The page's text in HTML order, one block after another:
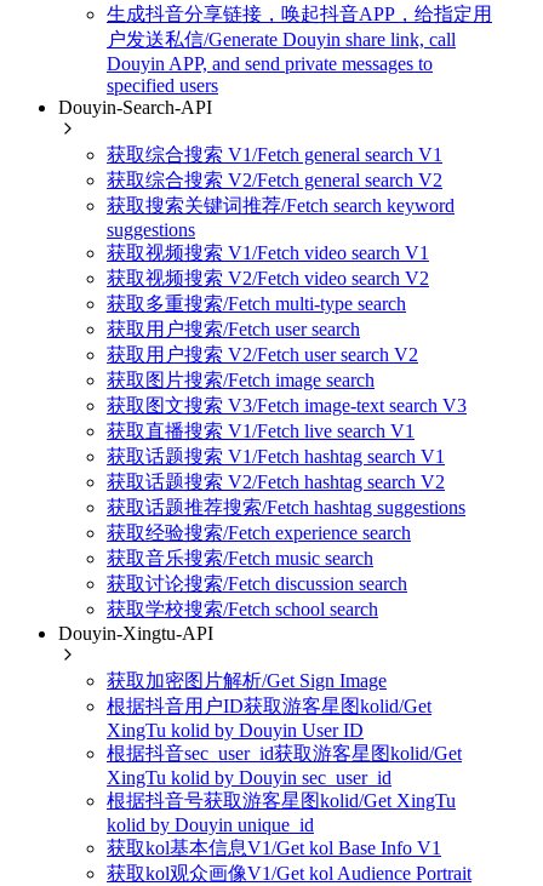
生成抖音分享链接，唤起抖音APP，给指定用
户发送私信/Generate Douyin share link, call
Douyin APP, and send private messages to
specified users
Douyin-Search-API
获取综合搜索 V1/Fetch general search V1
获取综合搜索 V2/Fetch general search V2
获取搜索关键词推荐/Fetch search keyword
suggestions
获取视频搜索 V1/Fetch video search V1
获取视频搜索 V2/Fetch video search V2
获取多重搜索/Fetch multi-type search
获取用户搜索/Fetch user search
获取用户搜索 V2/Fetch user search V2
获取图片搜索/Fetch image search
获取图文搜索 V3/Fetch image-text search V3
获取直播搜索 V1/Fetch live search V1
获取话题搜索 V1/Fetch hashtag search V1
获取话题搜索 V2/Fetch hashtag search V2
获取话题推荐搜索/Fetch hashtag suggestions
获取经验搜索/Fetch experience search
获取音乐搜索/Fetch music search
获取讨论搜索/Fetch discussion search
获取学校搜索/Fetch school search
Douyin-Xingtu-API
获取加密图片解析/Get Sign Image
根据抖音用户ID获取游客星图kolid/Get
XingTu kolid by Douyin User ID
根据抖音sec_user_id获取游客星图kolid/Get
XingTu kolid by Douyin sec_user_id
根据抖音号获取游客星图kolid/Get XingTu
kolid by Douyin unique_id
获取kol基本信息V1/Get kol Base Info V1
获取kol观众画像V1/Get kol Audience Portrait